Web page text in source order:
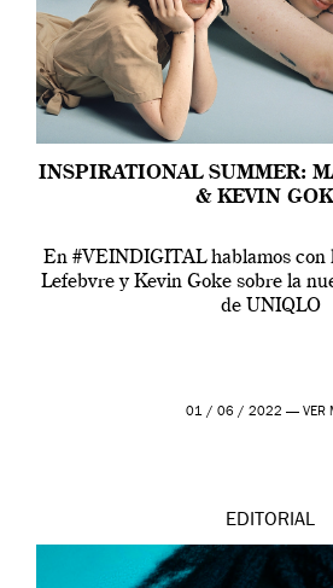
INSPIRATIONAL SUMMER:
& KEVIN
En #VEINDIGITAL hablamos con
Lefebvre y Kevin Goke sobre la
de UNIQLO
01 / 06 / 2022 — VER
EDITORIAL